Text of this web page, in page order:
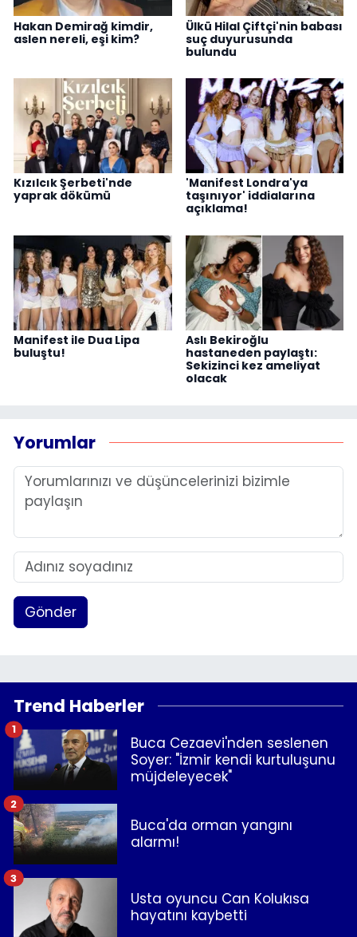
Hakan Demirağ kimdir,
aslen nereli, eşi kim?
Ülkü Hilal Çiftçi'nin babası
suç duyurusunda
bulundu
Kızılcık Şerbeti'nde
yaprak dökümü
'Manifest Londra'ya
taşınıyor' iddialarına
açıklama!
Manifest ile Dua Lipa
buluştu!
Aslı Bekiroğlu
hastaneden paylaştı:
Sekizinci kez ameliyat
olacak
Yorumlar
Gönder
Trend Haberler
Buca Cezaevi'nden seslenen
Soyer: "İzmir kendi kurtuluşunu
müjdeleyecek"
1
Buca'da orman yangını
alarmı!
2
Usta oyuncu Can Kolukısa
hayatını kaybetti
3